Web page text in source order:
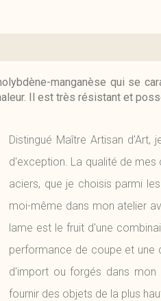
manganèse qui se
Il est très résistant et
Distingué Maître Artisan
d'exception. La qualité de
aciers, que je choisis parmi
moi-même dans mon atelier
lame est le fruit d'une
performance de coupe et une
d'import ou forgés dans mon
fournir des objets de la plus